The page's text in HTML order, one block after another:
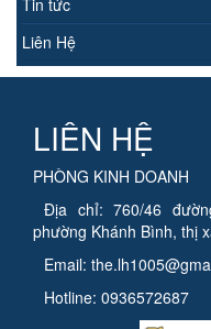
Tin tức
Liên Hệ
LIÊN HỆ
PHÒNG KINH DOANH
Địa chỉ: 760/46
phường Khánh Bình, thị
Email:
Hotline: 0936572687